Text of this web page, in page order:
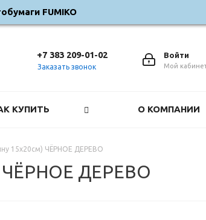
FUMIKO
Войти
Мой
+7 383 209-01-02
Заказать звонок
КУПИТЬ О КОМПАНИИ
15х20см) ЧЁРНОЕ ДЕРЕВО
ЧЁРНОЕ ДЕРЕВО